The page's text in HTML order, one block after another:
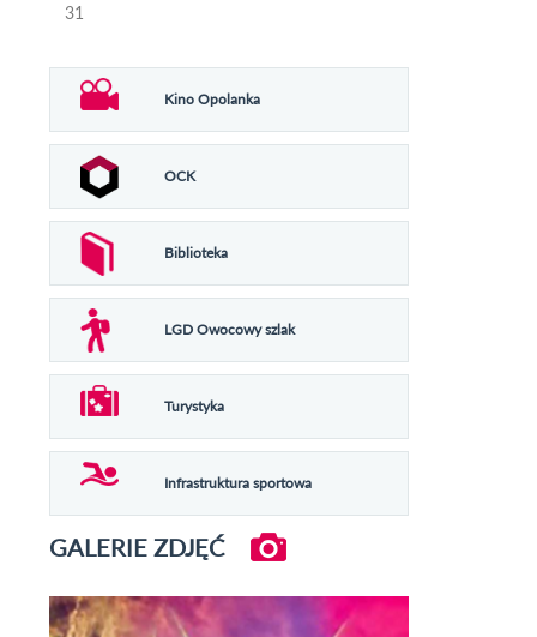
31
Kino Opolanka
OCK
Biblioteka
LGD Owocowy szlak
Turystyka
Infrastruktura sportowa
GALERIE ZDJĘĆ